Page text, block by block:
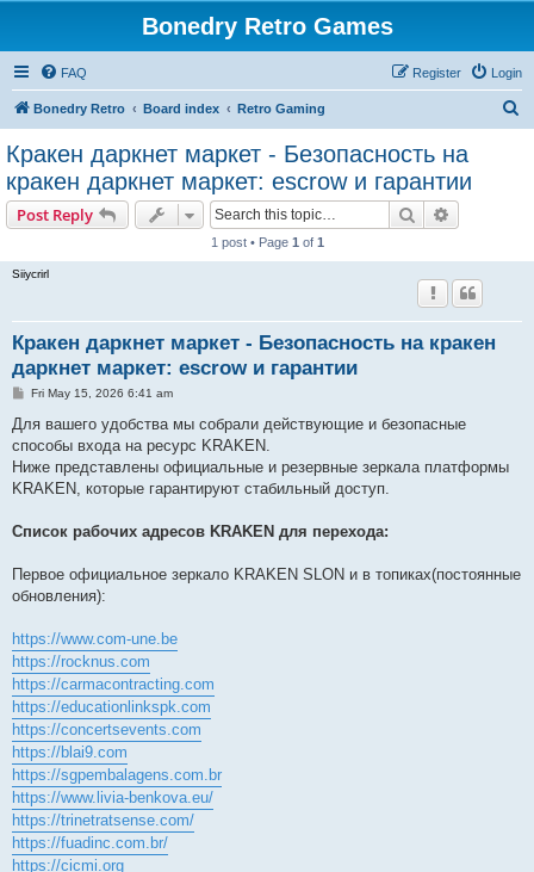
Bonedry Retro Games
FAQ Login
Register
Bonedry Retro Board index Retro Gaming
Кракен даркнет маркет - Безопасность на
кракен даркнет маркет: escrow и гарантии
Post Reply Search
1 post • Page 1 of 1
Siiycrirl
Кракен даркнет маркет - Безопасность на кракен
даркнет маркет: escrow и гарантии
P
s
Fri May 15, 2026 6:41 am
Для вашего удобства мы собрали действующие и безопасные
способы входа на ресурс KRAKEN.
Ниже представлены официальные и резервные зеркала платформы
KRAKEN, которые гарантируют стабильный доступ.
Список рабочих адресов KRAKEN для перехода:
Первое официальное зеркало KRAKEN SLON и в топиках(постоянные
обновления):
https://www.com-une.be
https://rocknus.com
https://carmacontracting.com
https://educationlinkspk.com
https://concertsevents.com
https://blai9.com
https://sgpembalagens.com.br
https://www.livia-benkova.eu/
https://trinetratsense.com/
https://fuadinc.com.br/
https://cicmi.org